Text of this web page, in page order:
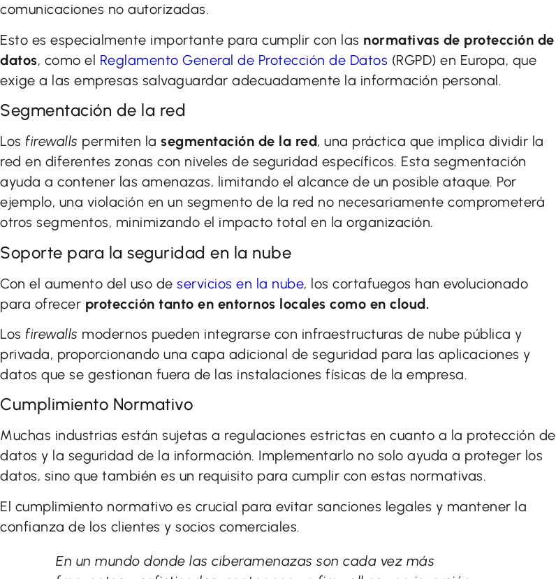
comunicaciones no autorizadas.
Esto es especialmente importante para cumplir con las normativas de protección de
datos, como el Reglamento General de Protección de Datos (RGPD) en Europa, que
exige a las empresas salvaguardar adecuadamente la información personal.
Segmentación de la red
Los firewalls permiten la segmentación de la red, una práctica que implica dividir la
red en diferentes zonas con niveles de seguridad específicos. Esta segmentación
ayuda a contener las amenazas, limitando el alcance de un posible ataque. Por
ejemplo, una violación en un segmento de la red no necesariamente comprometerá
otros segmentos, minimizando el impacto total en la organización.
Soporte para la seguridad en la nube
Con el aumento del uso de servicios en la nube, los cortafuegos han evolucionado
para ofrecer protección tanto en entornos locales como en cloud.
Los firewalls modernos pueden integrarse con infraestructuras de nube pública y
privada, proporcionando una capa adicional de seguridad para las aplicaciones y
datos que se gestionan fuera de las instalaciones físicas de la empresa.
Cumplimiento Normativo
Muchas industrias están sujetas a regulaciones estrictas en cuanto a la protección de
datos y la seguridad de la información. Implementarlo no solo ayuda a proteger los
datos, sino que también es un requisito para cumplir con estas normativas.
El cumplimiento normativo es crucial para evitar sanciones legales y mantener la
confianza de los clientes y socios comerciales.
En un mundo donde las ciberamenazas son cada vez más